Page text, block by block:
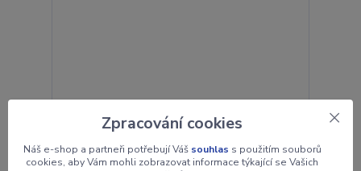
302 Kčbez DPH
skladem 3
Zpracování cookies
Náš e-shop a partneři potřebují Váš souhlas s použitím souborů
cookies, aby Vám mohli zobrazovat informace týkající se Vašich